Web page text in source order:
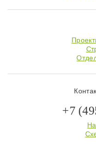
+7